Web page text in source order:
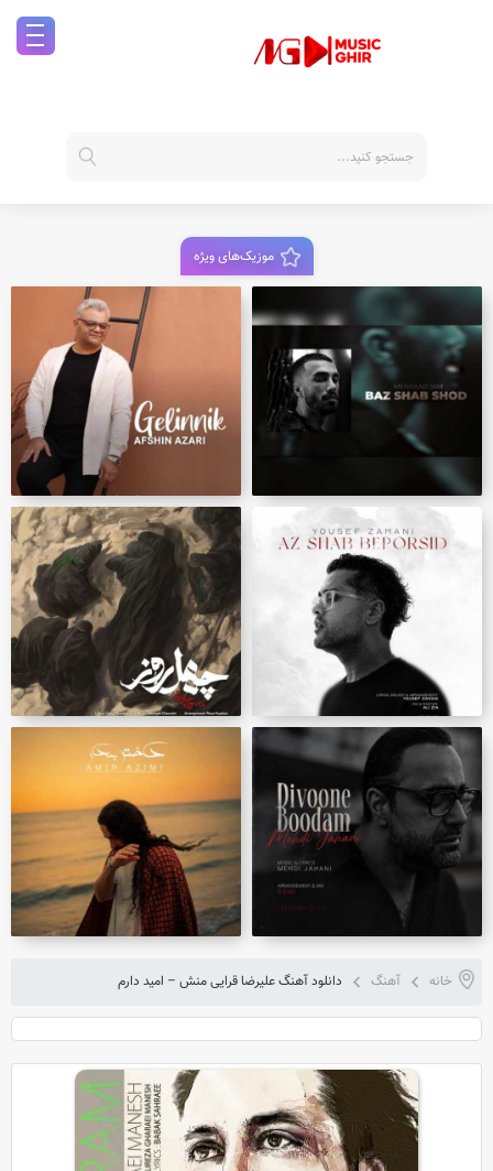
موزیک‌های ویژه
خانه آهنگ دانلود آهنگ علیرضا قرایی منش – امید دارم